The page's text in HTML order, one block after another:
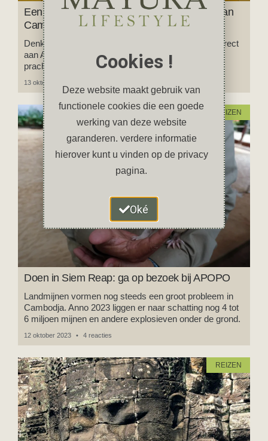
Een gitzwarte bladzijde in de geschiedenis van
Cambodja
Denk je aan Cambodja dan denk je waarschijnlijk direct
aan Angkor Wat maar Cambodja is meer dan deze
prachtige tempel.
13 oktober 2023
REIZEN
Doen in Siem Reap: ga op bezoek bij APOPO
Landmijnen vormen nog steeds een groot probleem in
Cambodja. Anno 2023 liggen er naar schatting nog 4 tot
6 miljoen mijnen en andere explosieven onder de grond.
12 oktober 2023 4 reacties
REIZEN
Cookies !
Deze website maakt gebruik van
functionele cookies die een goede
werking van deze website
garanderen. verdere informatie
hierover kunt u vinden op de privacy
pagina.
Oké